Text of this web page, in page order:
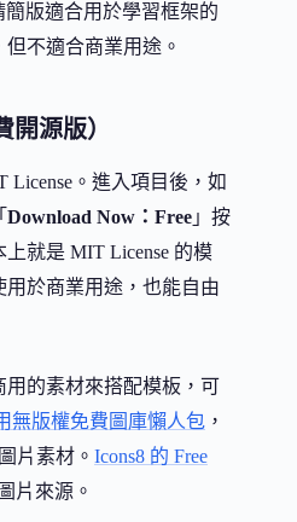
簡版適合用於學習框架的
不適合商業用途。
源版）
。進入項目後，如
Download Now：Free 」按
就是 MIT License 的模
於商業用途，也能自由
的素材來搭配模板，可
無版權免費圖庫懶人包 ，
片素材。 Icons8 的 Free
片來源。